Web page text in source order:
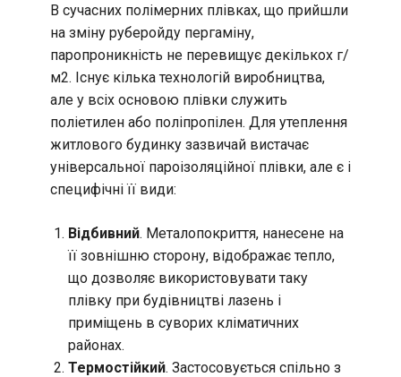
В сучасних полімерних плівках, що прийшли
на зміну руберойду пергаміну,
паропроникність не перевищує декількох г/
м2. Існує кілька технологій виробництва,
але у всіх основою плівки служить
поліетилен або поліпропілен. Для утеплення
житлового будинку зазвичай вистачає
універсальної пароізоляційної плівки, але є і
специфічні її види:
Відбивний. Металопокриття, нанесене на
її зовнішню сторону, відображає тепло,
що дозволяє використовувати таку
плівку при будівництві лазень і
приміщень в суворих кліматичних
районах.
Термостійкий. Застосовується спільно з